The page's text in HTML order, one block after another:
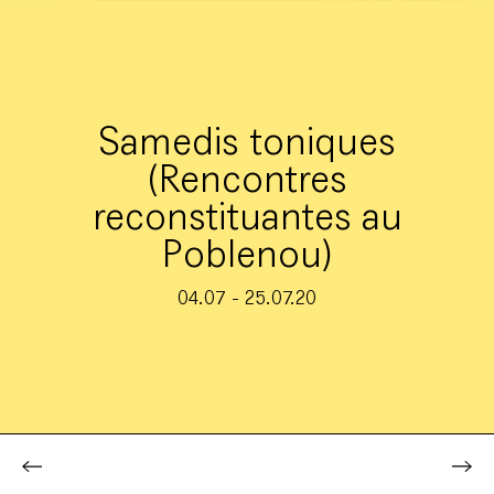
Samedis toniques
(Rencontres
reconstituantes au
Poblenou)
04.07 - 25.07.20